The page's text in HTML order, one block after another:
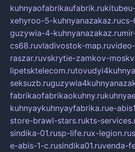
kuhnyaofabrikaufabrik.ru
xehyroo-5-kuhnyanazakaz.rucs-
guzywia-4-kuhnyanazakaz.ru
cs68.ruvladivostok-map.ru
raszar.ruvskrytie-zamkov-
lipetsktelecom.ru
seksuzb.ru
fabrikaofabrikaokuhny.ru
kuhnyaykuhnyayfabrika.rue-
store-brawl-stars.rukts-
sindika-01.rusp-life.rux-legion.ru
e-abis-1-c.rusindika01.ruvenda-